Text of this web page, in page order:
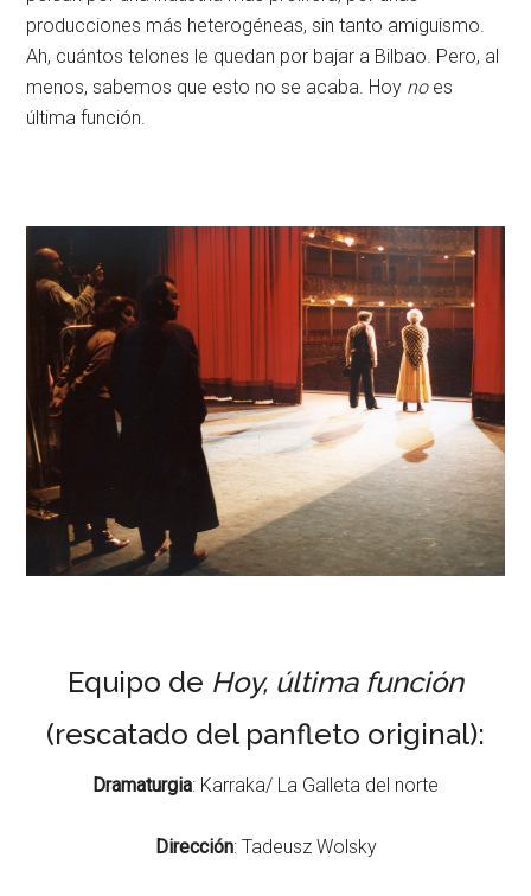
producciones más heterogéneas, sin tanto amiguismo.
Ah, cuántos telones le quedan por bajar a Bilbao. Pero, al
menos, sabemos que esto no se acaba. Hoy noes
última función.
Equipo de Hoy, última función
(rescatado del panfleto original):
Dramaturgia: Karraka/ La Galleta del norte
Dirección: Tadeusz Wolsky